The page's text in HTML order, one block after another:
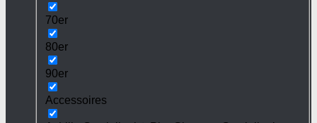
70er
80er
90er
Accessoires